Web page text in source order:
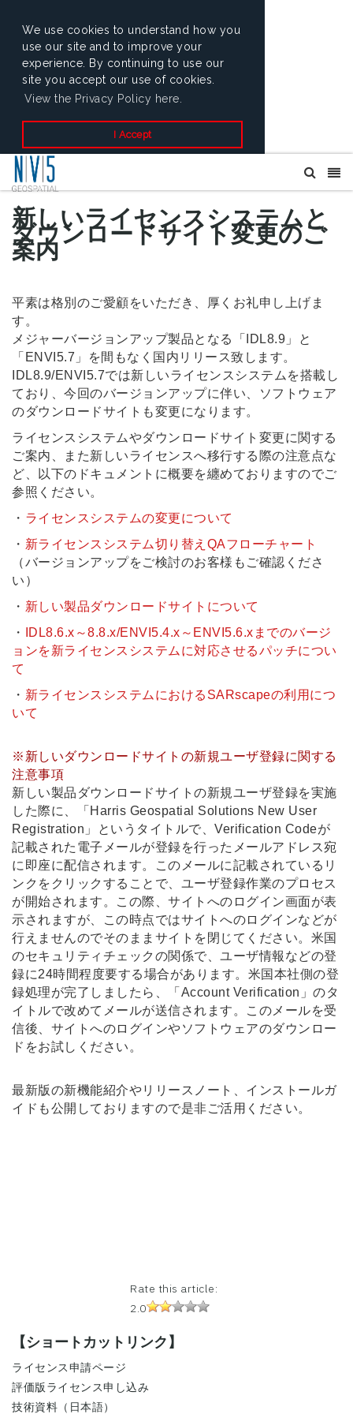
We use cookies to understand how you
use our site and to improve your
experience. By continuing to use our
site you accept our use of cookies.
View the Privacy Policy here.
I Accept
新しいライセンスシステムと
ダウンロードサイト変更のご
案内
平素は格別のご愛顧をいただき、厚くお礼申し上げま
す。
メジャーバージョンアップ製品となる「IDL8.9」と
「ENVI5.7」を間もなく国内リリース致します。
IDL8.9/ENVI5.7では新しいライセンスシステムを搭載し
ており、今回のバージョンアップに伴い、ソフトウェア
のダウンロードサイトも変更になります。
ライセンスシステムやダウンロードサイト変更に関する
ご案内、また新しいライセンスへ移行する際の注意点な
ど、以下のドキュメントに概要を纏めておりますのでご
参照ください。
・ ライセンスシステムの変更について
・ 新ライセンスシステム切り替えQAフローチャート
（バージョンアップをご検討のお客様もご確認くださ
い）
・ 新しい製品ダウンロードサイトについて
・
IDL8.6.x～8.8.x/ENVI5.4.x～ENVI5.6.xまでのバージ
ョンを新ライセンスシステムに対応させるパッチについ
て
・ 新ライセンスシステムにおけるSARscapeの利用につ
いて
※新しいダウンロードサイトの新規ユーザ登録に関する
注意事項
新しい製品ダウンロードサイトの新規ユーザ登録を実施
した際に、「Harris Geospatial Solutions New User
Registration」というタイトルで、Verification Codeが
記載された電子メールが登録を行ったメールアドレス宛
に即座に配信されます。このメールに記載されているリ
ンクをクリックすることで、ユーザ登録作業のプロセス
が開始されます。この際、サイトへのログイン画面が表
示されますが、この時点ではサイトへのログインなどが
行えませんのでそのままサイトを閉じてください。米国
のセキュリティチェックの関係で、ユーザ情報などの登
録に24時間程度要する場合があります。米国本社側の登
録処理が完了しましたら、「Account Verification」のタ
イトルで改めてメールが送信されます。このメールを受
信後、サイトへのログインやソフトウェアのダウンロー
ドをお試しください。
最新版の新機能紹介やリリースノート、インストールガ
イドも公開しておりますので是非ご活用ください。
Rate this article:
2.0
【ショートカットリンク】
ライセンス申請ページ
評価版ライセンス申し込み
技術資料（日本語）